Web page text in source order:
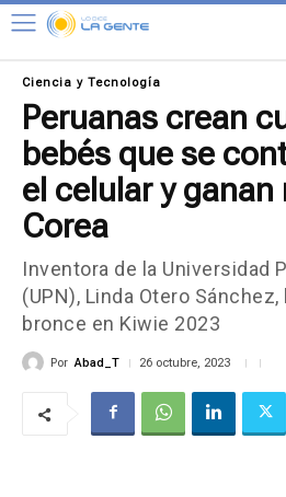
Ciencia y Tecnología
Peruanas crean
bebés que se
el celular y ganan
Corea
Inventora de la Universidad
(UPN), Linda Otero
bronce en Kiwie 2023
Por Abad_T 26 octubre, 2023